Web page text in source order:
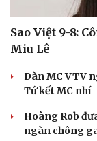
Sao Việt 9-8:
Miu Lê
Dàn MC VTV
Tứ kết MC nhí
Hoàng Rob
ngàn chông